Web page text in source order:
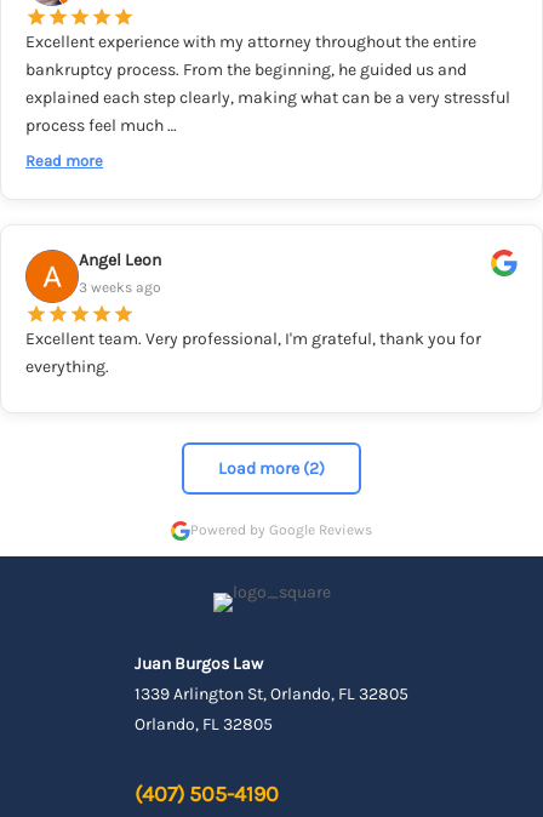
Excellent experience with my attorney throughout the entire
bankruptcy process. From the beginning, he guided us and
explained each step clearly, making what can be a very stressful
process feel much …
Read more
Angel Leon
3 weeks ago
Excellent team. Very professional, I'm grateful, thank you for
everything.
Load more (2)
Powered by Google Reviews
Juan Burgos Law
1339 Arlington St, Orlando, FL 32805
Orlando, FL 32805
(407) 505-4190